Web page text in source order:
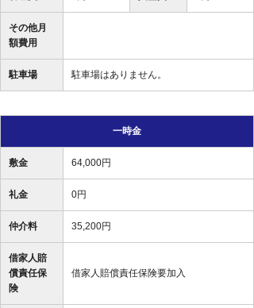
その他月
額費用
駐車場 駐車場はありません。
一時金
敷金 64,000円
礼金 0円
仲介料 35,200円
借家人賠
償責任保
険
借家人賠償責任保険要加入